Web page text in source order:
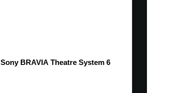
Sony BRAVIA Theatre System 6